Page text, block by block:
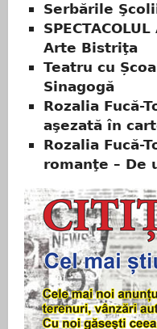
Serbările
Arte Bistriţa
Teatru cu
Sinagogă
Rozalia Fucă-
aşezată în
Rozalia Fucă-
romanţe – De